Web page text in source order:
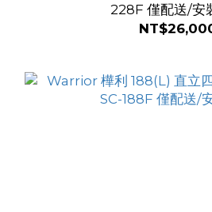
228F 僅配送/安